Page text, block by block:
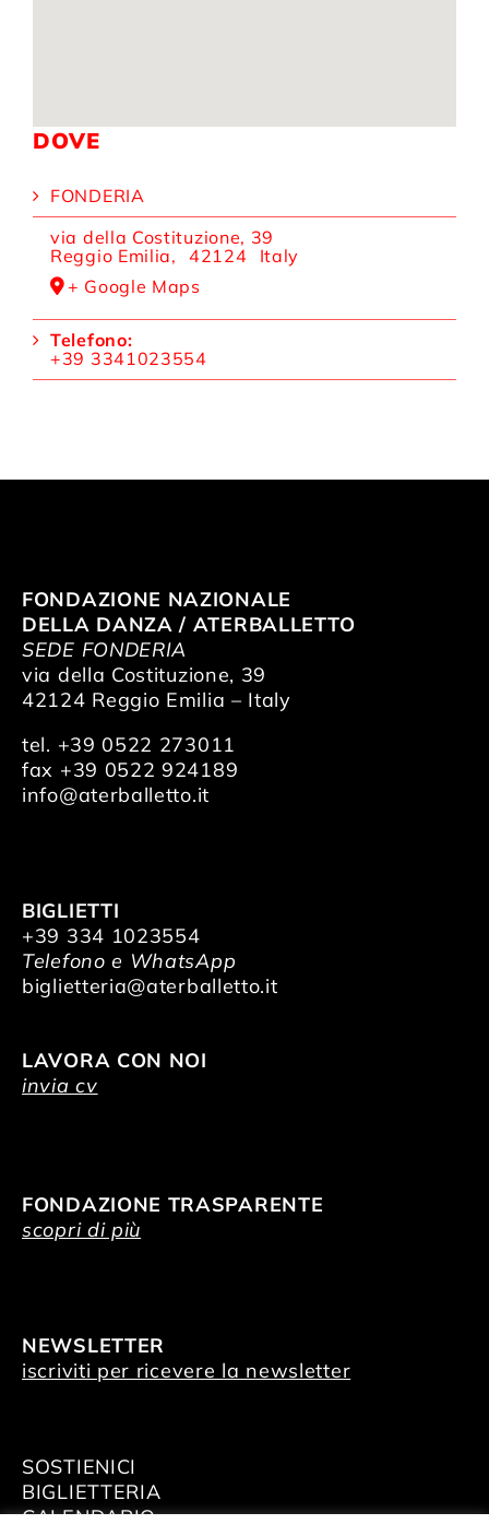
DOVE
FONDERIA
via della Costituzione, 39
Reggio Emilia, 42124
Italy
+ Google Maps
Telefono:
+39 3341023554
FONDAZIONE NAZIONALE
DELLA DANZA / ATERBALLETTO
SEDE FONDERIA
via della Costituzione, 39
42124 Reggio Emilia – Italy
tel. +39 0522 273011
fax +39 0522 924189
info@aterballetto.it
BIGLIETTI
+39 334 1023554
Telefono e WhatsApp
biglietteria@aterballetto.it
LAVORA CON NOI
invia cv
FONDAZIONE TRASPARENTE
scopri di più
NEWSLETTER
iscriviti per ricevere la newsletter
SOSTIENICI
BIGLIETTERIA
CALENDARIO